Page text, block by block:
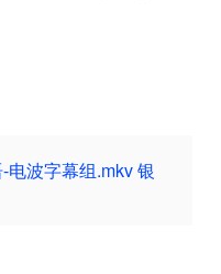
电波字幕组.mkv银